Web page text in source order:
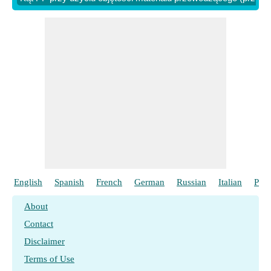
przewodowe, amerykańskie)
​ Iść
English Spanish French German Russian Italian
About
Contact
Disclaimer
Terms of Use